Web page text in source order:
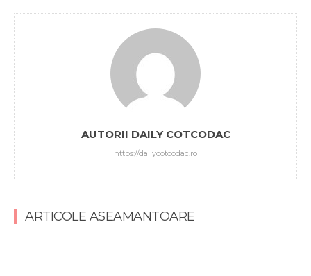
AUTORII DAILY COTCODAC
https://dailycotcodac.ro
ARTICOLE ASEAMANTOARE